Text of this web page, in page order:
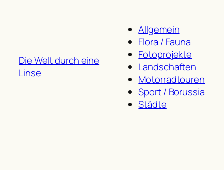
Die Welt durch eine
Linse
Allgemein
Flora / Fauna
Fotoprojekte
Landschaften
Motorradtouren
Sport / Borussia
Städte